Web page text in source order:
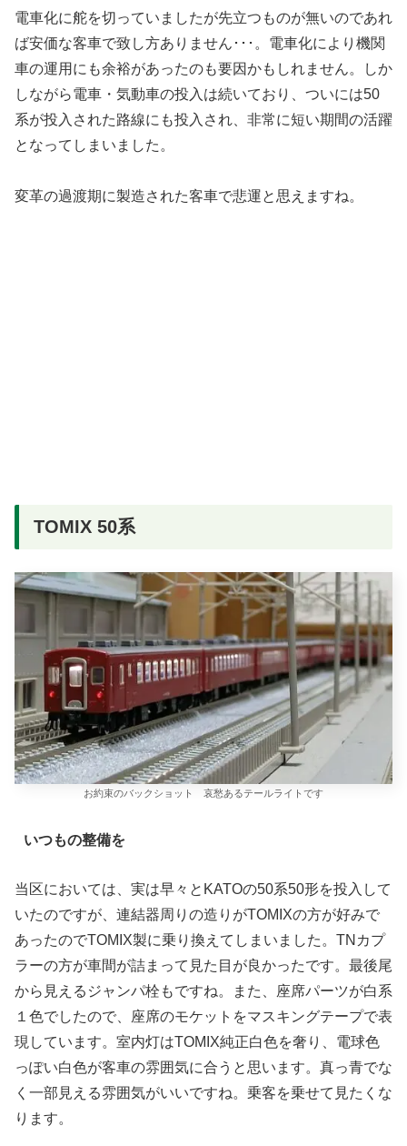
電車化に舵を切っていましたが先立つものが無いのであれ
ば安価な客車で致し方ありません･･･。電車化により機関
車の運用にも余裕があったのも要因かもしれません。しか
しながら電車・気動車の投入は続いており、ついには50
系が投入された路線にも投入され、非常に短い期間の活躍
となってしまいました。
変革の過渡期に製造された客車で悲運と思えますね。
TOMIX 50系
お約束のバックショット 哀愁あるテールライトです
いつもの整備を
当区においては、実は早々とKATOの50系50形を投入して
いたのですが、連結器周りの造りがTOMIXの方が好みで
あったのでTOMIX製に乗り換えてしまいました。TNカプ
ラーの方が車間が詰まって見た目が良かったです。最後尾
から見えるジャンパ栓もですね。また、座席パーツが白系
１色でしたので、座席のモケットをマスキングテープで表
現しています。室内灯はTOMIX純正白色を奢り、電球色
っぽい白色が客車の雰囲気に合うと思います。真っ青でな
く一部見える雰囲気がいいですね。乗客を乗せて見たくな
ります。